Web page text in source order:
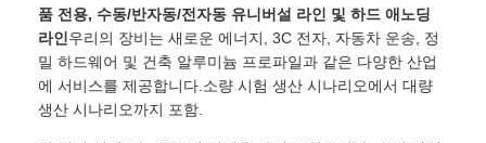
품 전용, 수동/반자동/전자동 유니버설 라인 및 하드 애노딩
라인 우리의 장비는 새로운 에너지, 3C 전자, 자동차 운송, 정
밀 하드웨어 및 건축 알루미늄 프로파일과 같은 다양한 산업
에 서비스를 제공합니다.소량 시험 생산 시나리오에서 대량
생산 시나리오까지 포함.